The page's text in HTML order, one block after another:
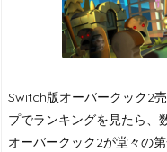
Switch版オーバークック2売
プでランキングを見たら、
オーバークック2が堂々の